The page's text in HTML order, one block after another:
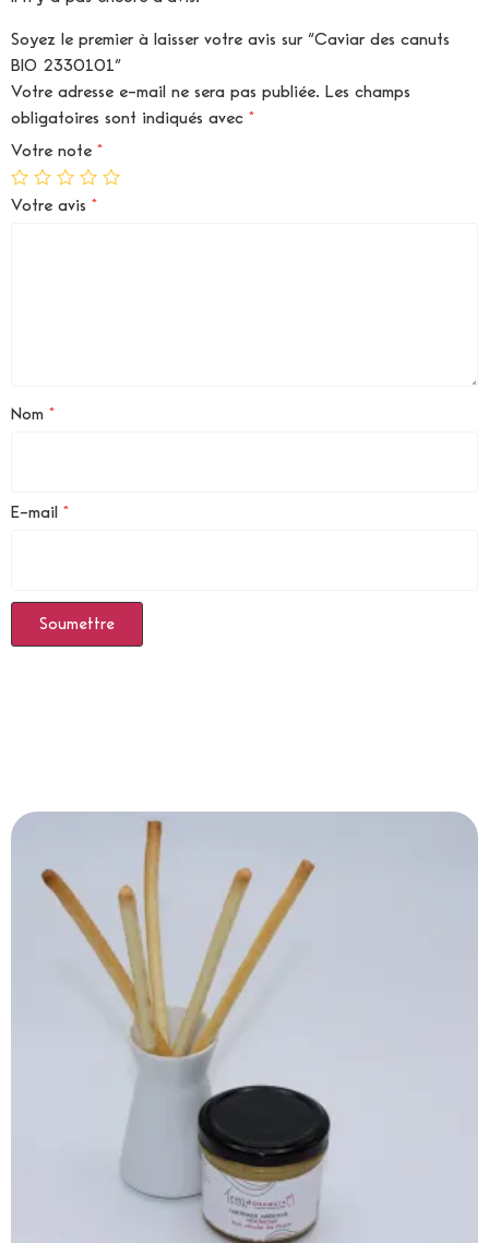
Soyez le premier à laisser votre avis sur “Caviar des canuts
BIO 2330101”
Votre adresse e-mail ne sera pas publiée. Les champs
obligatoires sont indiqués avec *
Votre note *
Votre avis *
Nom *
E-mail *